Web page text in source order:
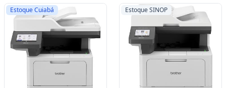
Estoque Cuiabá Estoque SINOP